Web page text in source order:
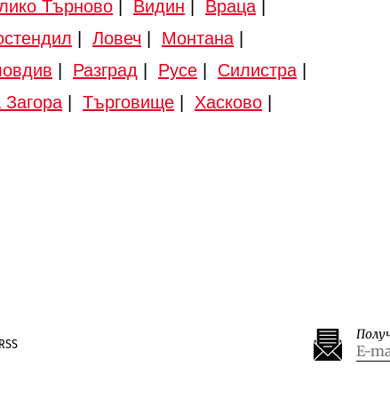
Търново Видин Враца
Ловеч Монтана
Разград Русе Силистра
Загора Търговище Хасково
RSS